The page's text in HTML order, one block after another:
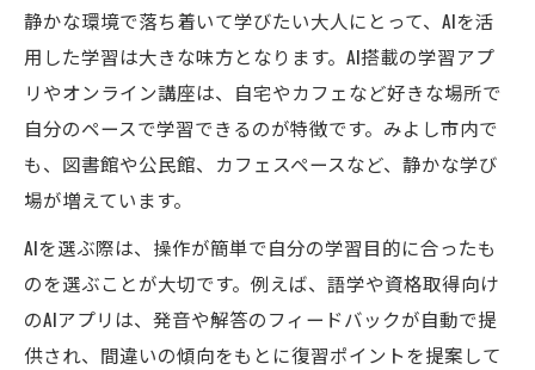
静かな環境で落ち着いて学びたい大人にとって、AIを活
用した学習は大きな味方となります。AI搭載の学習アプ
リやオンライン講座は、自宅やカフェなど好きな場所で
自分のペースで学習できるのが特徴です。みよし市内で
も、図書館や公民館、カフェスペースなど、静かな学び
場が増えています。
AIを選ぶ際は、操作が簡単で自分の学習目的に合ったも
のを選ぶことが大切です。例えば、語学や資格取得向け
のAIアプリは、発音や解答のフィードバックが自動で提
供され、間違いの傾向をもとに復習ポイントを提案して